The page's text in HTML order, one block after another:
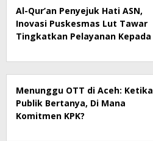
Al-Qur’an Penyejuk Hati ASN,
Inovasi Puskesmas Lut Tawar
Tingkatkan Pelayanan Kepada
Menunggu OTT di Aceh: Ketika
Publik Bertanya, Di Mana
Komitmen KPK?